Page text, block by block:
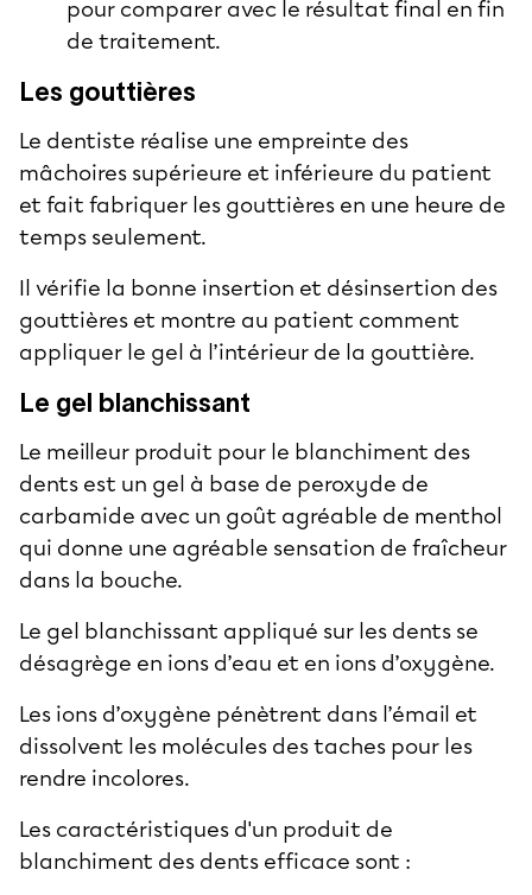
pour comparer avec le résultat final en fin
de traitement.
Les gouttières
Le dentiste réalise une empreinte des
mâchoires supérieure et inférieure du patient
et fait fabriquer les gouttières en une heure de
temps seulement.
Il vérifie la bonne insertion et désinsertion des
gouttières et montre au patient comment
appliquer le gel à l’intérieur de la gouttière.
Le gel blanchissant
Le meilleur produit pour le blanchiment des
dents est un gel à base de peroxyde de
carbamide avec un goût agréable de menthol
qui donne une agréable sensation de fraîcheur
dans la bouche.
Le gel blanchissant appliqué sur les dents se
désagrège en ions d’eau et en ions d’oxygène.
Les ions d’oxygène pénètrent dans l’émail et
dissolvent les molécules des taches pour les
rendre incolores.
Les caractéristiques d'un produit de
blanchiment des dents efficace sont :